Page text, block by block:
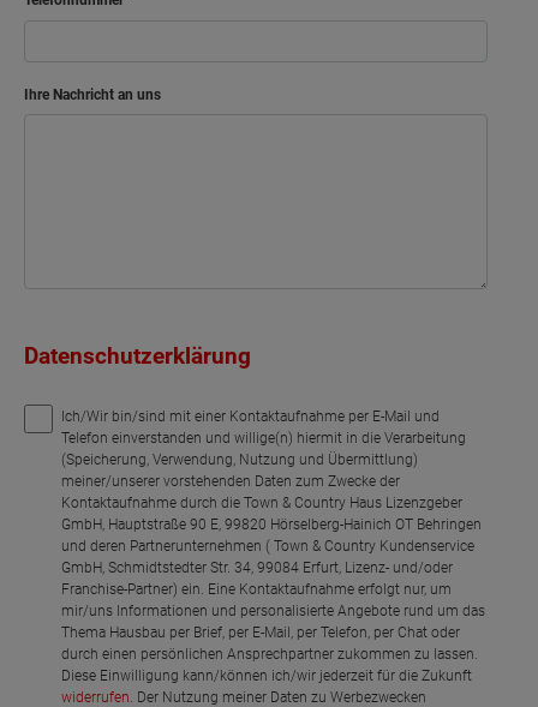
Ihre Nachricht an uns
Datenschutzerklärung
Ich/Wir bin/sind mit einer Kontaktaufnahme per E-Mail und
Telefon einverstanden und willige(n) hiermit in die Verarbeitung
(Speicherung, Verwendung, Nutzung und Übermittlung)
meiner/unserer vorstehenden Daten zum Zwecke der
Kontaktaufnahme durch die Town & Country Haus Lizenzgeber
GmbH, Hauptstraße 90 E, 99820 Hörselberg-Hainich OT Behringen
und deren Partnerunternehmen ( Town & Country Kundenservice
GmbH, Schmidtstedter Str. 34, 99084 Erfurt, Lizenz- und/oder
Franchise-Partner) ein. Eine Kontaktaufnahme erfolgt nur, um
mir/uns Informationen und personalisierte Angebote rund um das
Thema Hausbau per Brief, per E-Mail, per Telefon, per Chat oder
durch einen persönlichen Ansprechpartner zukommen zu lassen.
Diese Einwilligung kann/können ich/wir jederzeit für die Zukunft
widerrufen . Der Nutzung meiner Daten zu Werbezwecken